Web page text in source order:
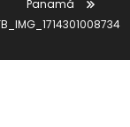
Panamá